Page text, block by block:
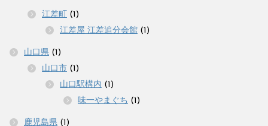
江差町 (1)
江差屋 江差追分会館 (1)
山口県 (1)
山口市 (1)
山口駅構内 (1)
味一やまぐち (1)
鹿児島県 (1)